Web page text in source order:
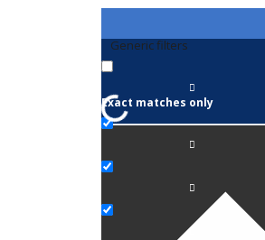
Generic filters
Exact matches only